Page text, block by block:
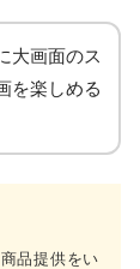
大画面のス
を楽しめる
品提供をい